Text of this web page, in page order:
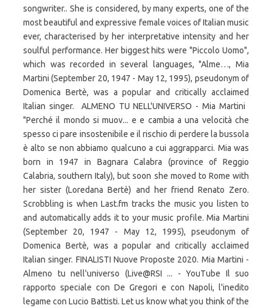
songwriter.. She is considered, by many experts, one of the
most beautiful and expressive female voices of Italian music
ever, characterised by her interpretative intensity and her
soulful performance. Her biggest hits were "Piccolo Uomo",
which was recorded in several languages, "Alme…, Mia
Martini (September 20, 1947 - May 12, 1995), pseudonym of
Domenica Bertè, was a popular and critically acclaimed
Italian singer. ️ ALMENO TU NELL'UNIVERSO - Mia Martini ️
"Perché il mondo si muov... e e cambia a una velocità che
spesso ci pare insostenibile e il rischio di perdere la bussola
è alto se non abbiamo qualcuno a cui aggrapparci. Mia was
born in 1947 in Bagnara Calabra (province of Reggio
Calabria, southern Italy), but soon she moved to Rome with
her sister (Loredana Bertè) and her friend Renato Zero.
Scrobbling is when Last.fm tracks the music you listen to
and automatically adds it to your music profile. Mia Martini
(September 20, 1947 - May 12, 1995), pseudonym of
Domenica Bertè, was a popular and critically acclaimed
Italian singer. FINALISTI Nuove Proposte 2020. Mia Martini -
Almeno tu nell'universo (Live@RSI ... - YouTube Il suo
rapporto speciale con De Gregori e con Napoli, l'inedito
legame con Lucio Battisti. Let us know what you think of the